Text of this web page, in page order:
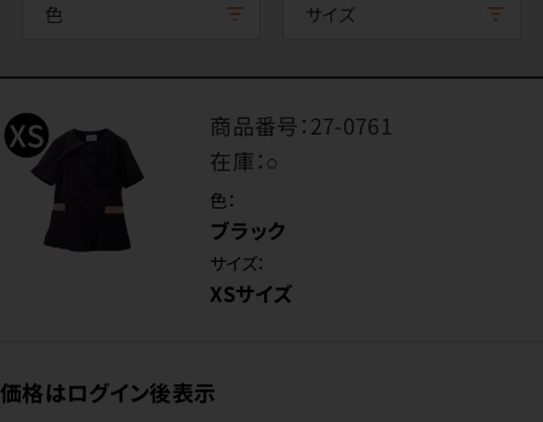
色 サイズ
商品番号：27-0761
在庫：○
色：
ブラック
サイズ：
XSサイズ
価格はログイン後表示